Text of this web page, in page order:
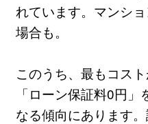
れています。マンシ
場合も。
このうち、最もコス
「ローン保証料0円
なる傾向にあります